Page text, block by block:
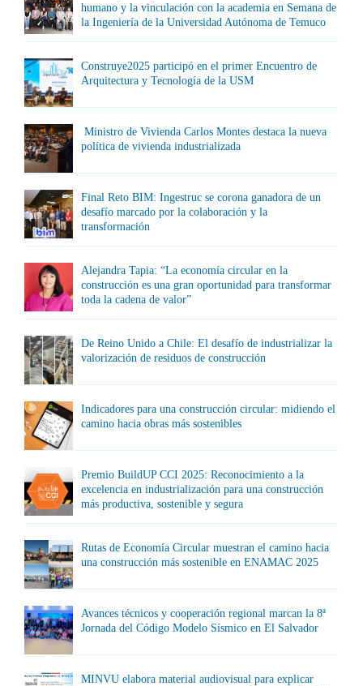
humano y la vinculación con la academia en Semana de
la Ingeniería de la Universidad Autónoma de Temuco
Construye2025 participó en el primer Encuentro de
Arquitectura y Tecnología de la USM
Ministro de Vivienda Carlos Montes destaca la nueva
política de vivienda industrializada
Final Reto BIM: Ingestruc se corona ganadora de un
desafío marcado por la colaboración y la
transformación
Alejandra Tapia: “La economía circular en la
construcción es una gran oportunidad para transformar
toda la cadena de valor”
De Reino Unido a Chile: El desafío de industrializar la
valorización de residuos de construcción
Indicadores para una construcción circular: midiendo el
camino hacia obras más sostenibles
Premio BuildUP CCI 2025: Reconocimiento a la
excelencia en industrialización para una construcción
más productiva, sostenible y segura
Rutas de Economía Circular muestran el camino hacia
una construcción más sostenible en ENAMAC 2025
Avances técnicos y cooperación regional marcan la 8ª
Jornada del Código Modelo Sísmico en El Salvador
MINVU elabora material audiovisual para explicar